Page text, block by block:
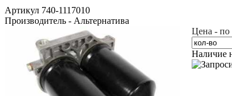
Артикул 740-1117010
Производитель - Альтернатива
Цена - по
Наличие